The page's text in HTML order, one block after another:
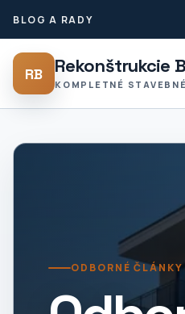
BLOG A RADY
RB Rekonštrukcie
KOMPLETNÉ
ODBORNÉ